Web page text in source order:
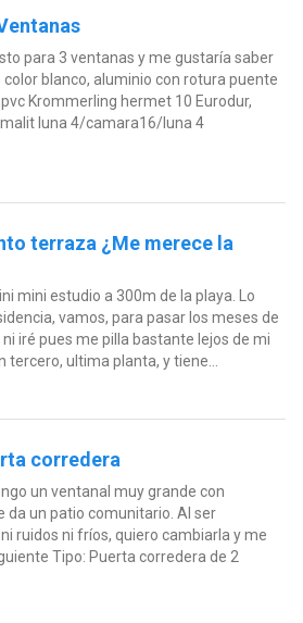
para 3 ventanas y me gustaría saber
blanco, aluminio con rotura puente
Krommerling hermet 10 Eurodur,
luna 4/camara16/luna 4
terraza ¿Me merece la
mini estudio a 300m de la playa. Lo
vamos, para pasar los meses de
iré pues me pilla bastante lejos de mi
tercero, ultima planta, y tiene...
corredera
un ventanal muy grande con
da un patio comunitario. Al ser
ruidos ni fríos, quiero cambiarla y me
Tipo: Puerta corredera de 2